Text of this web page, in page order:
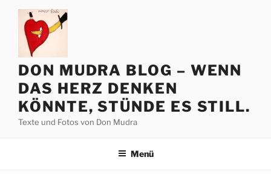
Zum
springen
DON MUDRA BLOG – WENN
DAS HERZ DENKEN
KÖNNTE, STÜNDE ES STILL.
Texte und Fotos von Don Mudra
Menü